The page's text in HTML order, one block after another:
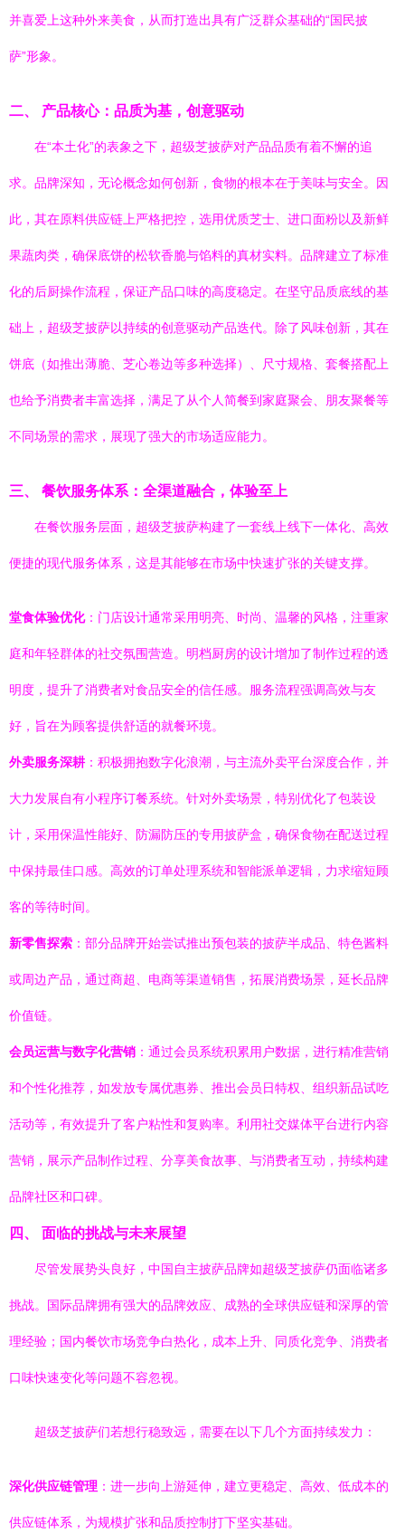
并喜爱上这种外来美食，从而打造出具有广泛群众基础的“国民披
萨”形象。
二、 产品核心：品质为基，创意驱动
在“本土化”的表象之下，超级芝披萨对产品品质有着不懈的追
求。品牌深知，无论概念如何创新，食物的根本在于美味与安全。因
此，其在原料供应链上严格把控，选用优质芝士、进口面粉以及新鲜
果蔬肉类，确保底饼的松软香脆与馅料的真材实料。品牌建立了标准
化的后厨操作流程，保证产品口味的高度稳定。在坚守品质底线的基
础上，超级芝披萨以持续的创意驱动产品迭代。除了风味创新，其在
饼底（如推出薄脆、芝心卷边等多种选择）、尺寸规格、套餐搭配上
也给予消费者丰富选择，满足了从个人简餐到家庭聚会、朋友聚餐等
不同场景的需求，展现了强大的市场适应能力。
三、 餐饮服务体系：全渠道融合，体验至上
在餐饮服务层面，超级芝披萨构建了一套线上线下一体化、高效
便捷的现代服务体系，这是其能够在市场中快速扩张的关键支撑。
堂食体验优化：门店设计通常采用明亮、时尚、温馨的风格，注重家
庭和年轻群体的社交氛围营造。明档厨房的设计增加了制作过程的透
明度，提升了消费者对食品安全的信任感。服务流程强调高效与友
好，旨在为顾客提供舒适的就餐环境。
外卖服务深耕：积极拥抱数字化浪潮，与主流外卖平台深度合作，并
大力发展自有小程序订餐系统。针对外卖场景，特别优化了包装设
计，采用保温性能好、防漏防压的专用披萨盒，确保食物在配送过程
中保持最佳口感。高效的订单处理系统和智能派单逻辑，力求缩短顾
客的等待时间。
新零售探索 ：部分品牌开始尝试推出预包装的披萨半成品、特色酱料
或周边产品，通过商超、电商等渠道销售，拓展消费场景，延长品牌
价值链。
会员运营与数字化营销 ：通过会员系统积累用户数据，进行精准营销
和个性化推荐，如发放专属优惠券、推出会员日特权、组织新品试吃
活动等，有效提升了客户粘性和复购率。利用社交媒体平台进行内容
营销，展示产品制作过程、分享美食故事、与消费者互动，持续构建
品牌社区和口碑。
四、 面临的挑战与未来展望
尽管发展势头良好，中国自主披萨品牌如超级芝披萨仍面临诸多
挑战。国际品牌拥有强大的品牌效应、成熟的全球供应链和深厚的管
理经验；国内餐饮市场竞争白热化，成本上升、同质化竞争、消费者
口味快速变化等问题不容忽视。
超级芝披萨们若想行稳致远，需要在以下几个方面持续发力：
深化供应链管理 ：进一步向上游延伸，建立更稳定、高效、低成本的
供应链体系，为规模扩张和品质控制打下坚实基础。